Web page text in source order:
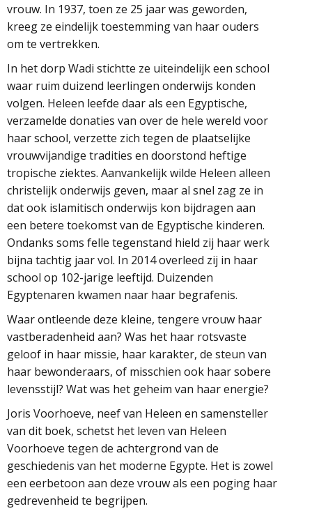
vrouw. In 1937, toen ze 25 jaar was geworden,
kreeg ze eindelijk toestemming van haar ouders
om te vertrekken.
In het dorp Wadi stichtte ze uiteindelijk een school
waar ruim duizend leerlingen onderwijs konden
volgen. Heleen leefde daar als een Egyptische,
verzamelde donaties van over de hele wereld voor
haar school, verzette zich tegen de plaatselijke
vrouwvijandige tradities en doorstond heftige
tropische ziektes. Aanvankelijk wilde Heleen alleen
christelijk onderwijs geven, maar al snel zag ze in
dat ook islamitisch onderwijs kon bijdragen aan
een betere toekomst van de Egyptische kinderen.
Ondanks soms felle tegenstand hield zij haar werk
bijna tachtig jaar vol. In 2014 overleed zij in haar
school op 102-jarige leeftijd. Duizenden
Egyptenaren kwamen naar haar begrafenis.
Waar ontleende deze kleine, tengere vrouw haar
vastberadenheid aan? Was het haar rotsvaste
geloof in haar missie, haar karakter, de steun van
haar bewonderaars, of misschien ook haar sobere
levensstijl? Wat was het geheim van haar energie?
Joris Voorhoeve, neef van Heleen en samensteller
van dit boek, schetst het leven van Heleen
Voorhoeve tegen de achtergrond van de
geschiedenis van het moderne Egypte. Het is zowel
een eerbetoon aan deze vrouw als een poging haar
gedrevenheid te begrijpen.